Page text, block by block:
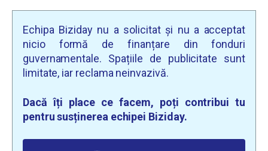
Echipa Biziday nu a solicitat și nu a acceptat
nicio formă de finanțare din fonduri
guvernamentale. Spațiile de publicitate sunt
limitate, iar reclama neinvazivă.
Dacă îți place ce facem, poți contribui tu
pentru susținerea echipei Biziday.